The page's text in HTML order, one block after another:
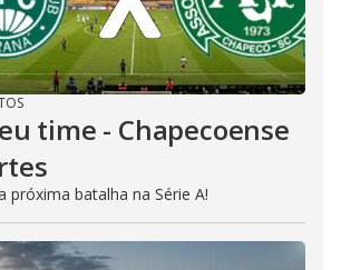
time - Chapecoense
próxima batalha na Série A!